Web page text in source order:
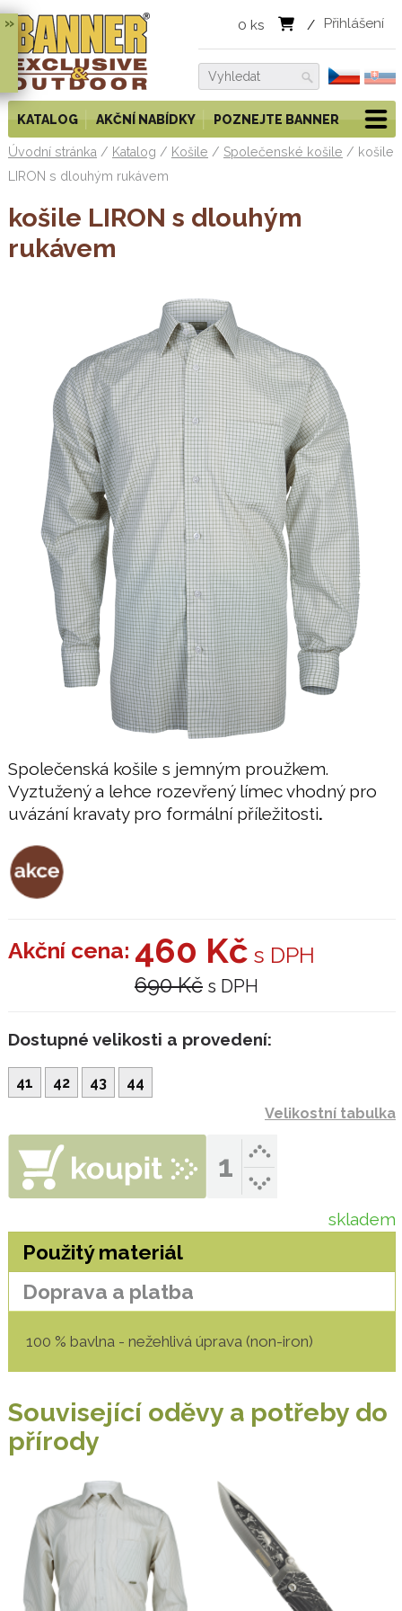
» Přihlášení
0 ks /
KATALOG AKČNÍ NABÍDKY POZNEJTE BANNER
Úvodní stránka / Katalog / Košile / Společenské košile / košile
LIRON s dlouhým rukávem
košile LIRON s dlouhým
rukávem
Společenská košile s jemným proužkem.
Vyztužený a lehce rozevřený límec vhodný pro
uvázání kravaty pro formální příležitosti.
Akční cena: 460 Kč s DPH
690 Kč s DPH
Dostupné velikosti a provedení:
41 42 43
44
Velikostní tabulka
skladem
Použitý materiál
Doprava a platba
100 % bavlna - nežehlivá úprava (non-iron)
Související oděvy a potřeby do
přírody